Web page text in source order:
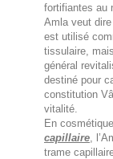
fortifiantes au
Amla veut
est utilisé
tissulaire,
général
destiné pour
constitution
vitalité.
En
capillaire ,
trame